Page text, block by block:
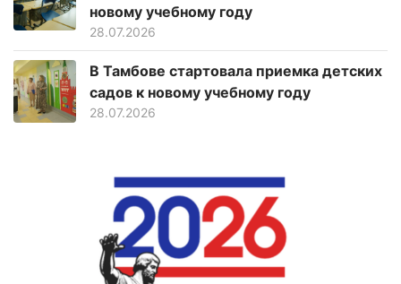
новому учебному году
28.07.2026
В Тамбове стартовала приемка детских
садов к новому учебному году
28.07.2026